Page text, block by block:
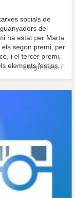
socials de
del
ha estat per Marta
segon premi, per
i el tercer premi,
elements festius.
Llegir més